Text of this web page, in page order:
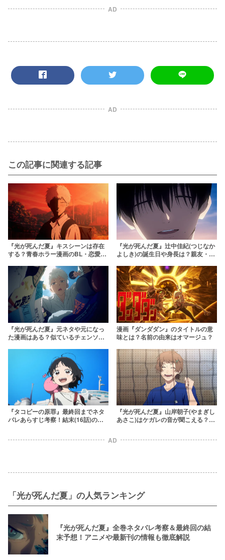
AD
AD
この記事に関連する記事
『光が死んだ夏』キスシーンは存在
する？青春ホラー漫画のBL・恋愛要
『光が死んだ夏』辻中佳紀(つじなか
よしき)の誕生日や身長は？親友・光
『光が死んだ夏』元ネタや元になっ
た漫画はある？似ているチェンソー
漫画『ダンダダン』のタイトルの意
味とは？名前の由来はオマージュ？
『タコピーの原罪』最終回までネタ
バレあらすじ考察！結末(16話)の意
『光が死んだ夏』山岸朝子(やまぎし
あさこ)はケガレの音が聞こえる？プ
AD
「光が死んだ夏」の人気ランキング
『光が死んだ夏』全巻ネタバレ考察＆最終回の結
末予想！アニメや最新刊の情報も徹底解説